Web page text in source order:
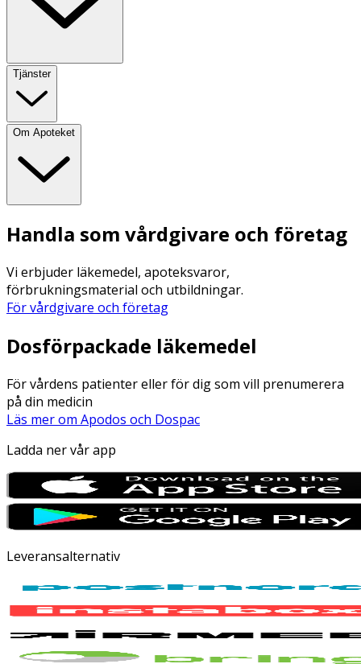
Tjänster
Om Apoteket
Handla som vårdgivare och företag
Vi erbjuder läkemedel, apoteksvaror,
förbrukningsmaterial och utbildningar.
För vårdgivare och företag
Dosförpackade läkemedel
För vårdens patienter eller för dig som vill prenumerera
på din medicin
Läs mer om Apodos och Dospac
Ladda ner vår app
Leveransalternativ